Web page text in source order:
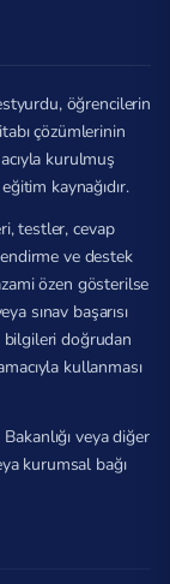
öğrencilerin
çözümlerinin
kurulmuş
kaynağıdır.
testler, cevap
ve destek
özen gösterilse
sınav başarısı
bilgileri doğrudan
kullanması
veya diğer
kurumsal bağı